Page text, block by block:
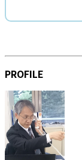
PROFILE